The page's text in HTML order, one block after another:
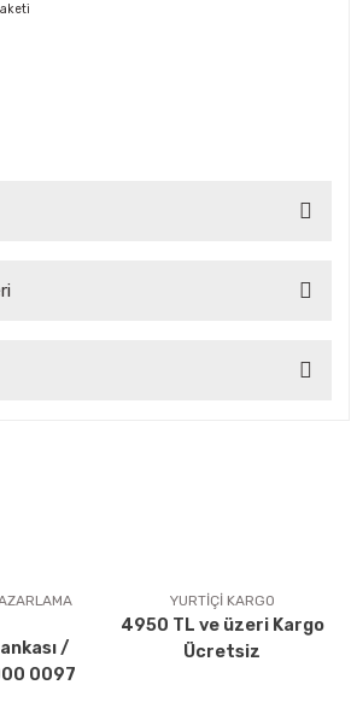
eksik bilgiler bulunuyor.
bulunuyor.
daha pahalı.
alternatifler olmalı.
/
0097
YURTİÇİ KARGO
4950 TL ve üzeri Kargo
Ücretsiz